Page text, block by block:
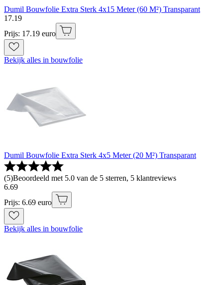
Dumil Bouwfolie Extra Sterk 4x15 Meter (60 M²) Transparant
17.19
Prijs: 17.19 euro
Bekijk alles in bouwfolie
Dumil Bouwfolie Extra Sterk 4x5 Meter (20 M²) Transparant
(5)Beoordeeld met 5.0 van de 5 sterren, 5 klantreviews
6.69
Prijs: 6.69 euro
Bekijk alles in bouwfolie